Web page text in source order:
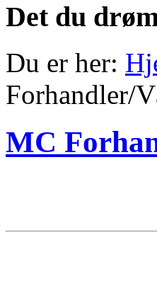
Det du
Du er her:
Forhandler/
MC